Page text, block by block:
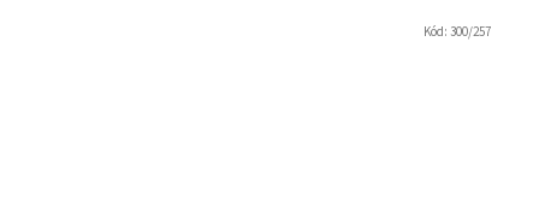
Kód: 300/257